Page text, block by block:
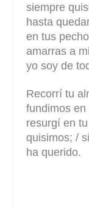
siempre
hasta
en tus
amarras a
yo soy de
Recorrí tu
fundimos
resurgí en
quisimos; /
ha querido.